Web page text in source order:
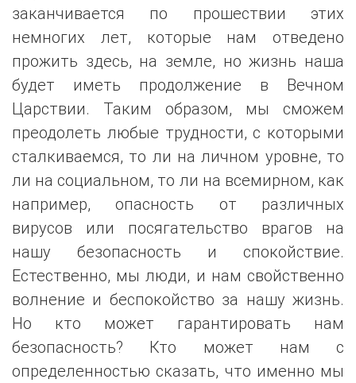
заканчивается по прошествии этих
немногих лет, которые нам отведено
прожить здесь, на земле, но жизнь наша
будет иметь продолжение в Вечном
Царствии. Таким образом, мы сможем
преодолеть любые трудности, с которыми
сталкиваемся, то ли на личном уровне, то
ли на социальном, то ли на всемирном, как
например, опасность от различных
вирусов или посягательство врагов на
нашу безопасность и спокойствие.
Естественно, мы люди, и нам свойственно
волнение и беспокойство за нашу жизнь.
Но кто может гарантировать нам
безопасность? Кто может нам с
определенностью сказать, что именно мы